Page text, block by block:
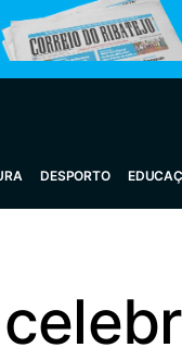
DESPORTO